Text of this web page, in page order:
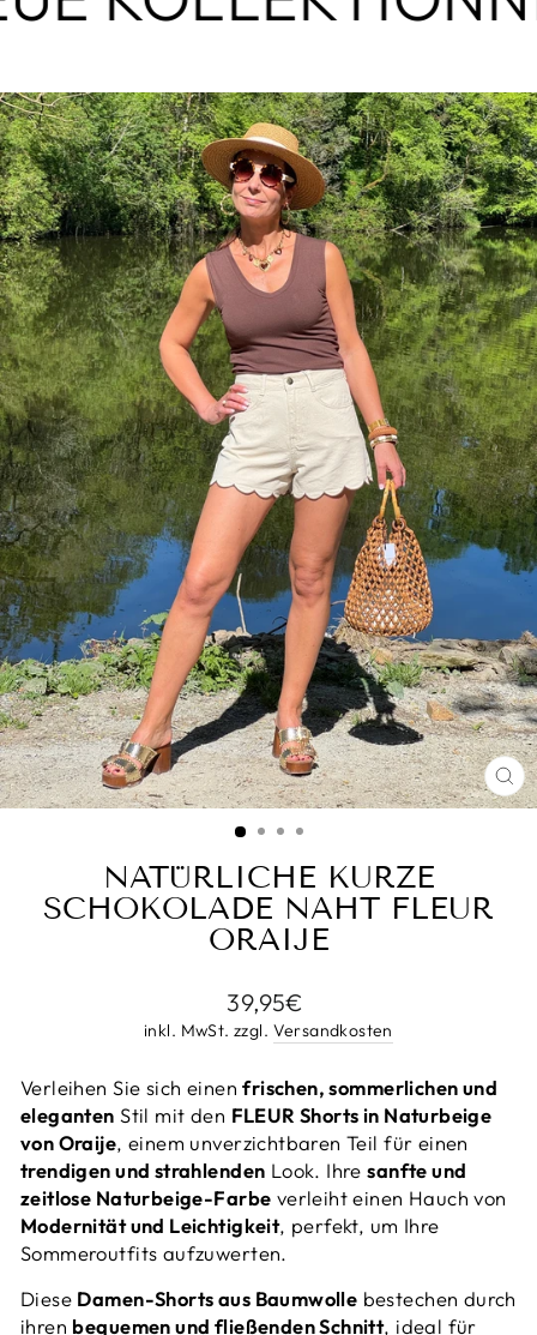
NATÜRLICHE KURZE
SCHOKOLADE NAHT FLEUR
ORAIJE
Normaler
Preis
39,95€
inkl. MwSt. zzgl. Versandkosten
Verleihen Sie sich einenfrischen, sommerlichen und
eleganten Stil mit den FLEUR Shorts in Naturbeige
von Oraije, einem unverzichtbaren Teil für einen
trendigen und strahlenden Look. Ihresanfte und
zeitlose Naturbeige-Farbe verleiht einen Hauch von
Modernität und Leichtigkeit, perfekt, um Ihre
Sommeroutfits aufzuwerten.
Diese Damen-Shorts aus Baumwolle bestechen durch
ihren bequemen und fließenden Schnitt, ideal für